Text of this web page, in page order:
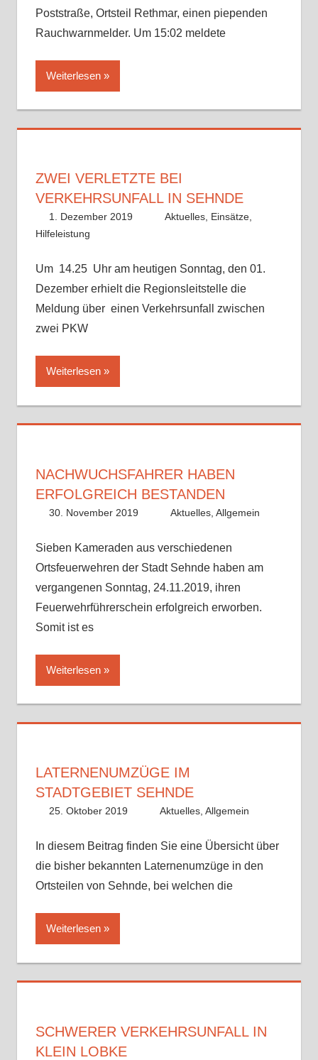
Poststraße, Ortsteil Rethmar, einen piependen
Rauchwarnmelder. Um 15:02 meldete
Weiterlesen
ZWEI VERLETZTE BEI
VERKEHRSUNFALL IN SEHNDE
1. Dezember 2019 Benedikt Nolle
Aktuelles, Einsätze,
Hilfeleistung
Um 14.25 Uhr am heutigen Sonntag, den 01.
Dezember erhielt die Regionsleitstelle die
Meldung über einen Verkehrsunfall zwischen
zwei PKW
Weiterlesen
NACHWUCHSFAHRER HABEN
ERFOLGREICH BESTANDEN
30. November 2019 Benedikt Nolle
Aktuelles, Allgemein
Sieben Kameraden aus verschiedenen
Ortsfeuerwehren der Stadt Sehnde haben am
vergangenen Sonntag, 24.11.2019, ihren
Feuerwehrführerschein erfolgreich erworben.
Somit ist es
Weiterlesen
LATERNENUMZÜGE IM
STADTGEBIET SEHNDE
25. Oktober 2019 Benedikt Nolle
Aktuelles, Allgemein
In diesem Beitrag finden Sie eine Übersicht über
die bisher bekannten Laternenumzüge in den
Ortsteilen von Sehnde, bei welchen die
Weiterlesen
SCHWERER VERKEHRSUNFALL IN
KLEIN LOBKE